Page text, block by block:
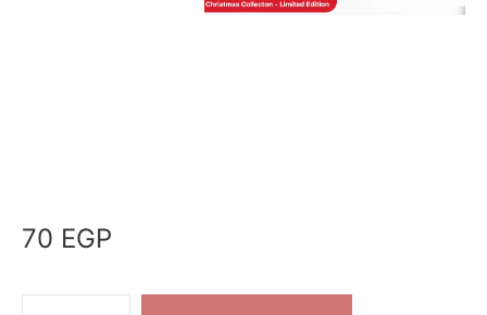
70 EGP